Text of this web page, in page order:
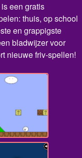
een gratis
thuis, op school
en grappigste
bladwijzer voor
nieuwe friv-spellen!